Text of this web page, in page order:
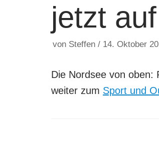
jetzt
von Steffen 14. Oktober
Die Nordsee von oben:
weiter zum Sport und